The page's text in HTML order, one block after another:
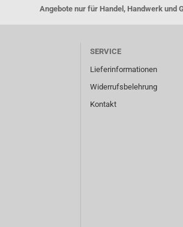
Angebote nur für Handel, Handwerk und
SERVICE
Lieferinformationen
Widerrufsbelehrung
Kontakt